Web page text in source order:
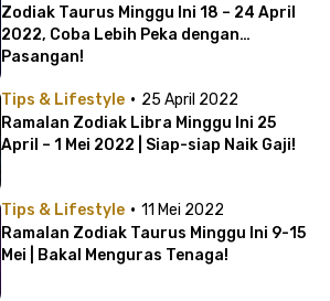
Zodiak Taurus Minggu Ini 18 – 24 April
2022, Coba Lebih Peka dengan
Pasangan!
Tips & Lifestyle · 25 April 2022
Ramalan Zodiak Libra Minggu Ini 25
April – 1 Mei 2022 | Siap-siap Naik Gaji!
Tips & Lifestyle · 11 Mei 2022
Ramalan Zodiak Taurus Minggu Ini 9-15
Mei | Bakal Menguras Tenaga!